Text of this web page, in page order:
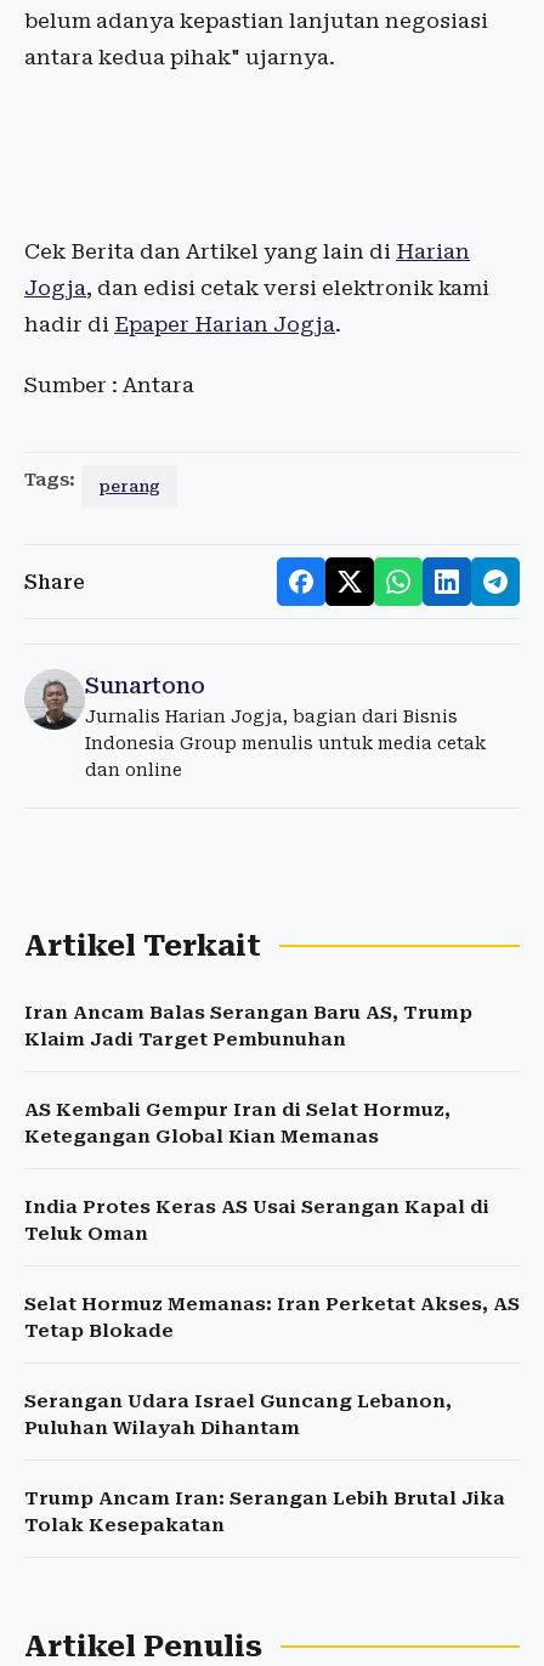
belum adanya kepastian lanjutan negosiasi
antara kedua pihak" ujarnya.
Cek Berita dan Artikel yang lain di Harian
Jogja, dan edisi cetak versi elektronik kami
hadir di Epaper Harian Jogja.
Sumber : Antara
Tags: perang
Share
Sunartono
Jurnalis Harian Jogja, bagian dari Bisnis
Indonesia Group menulis untuk media cetak
dan online
Artikel Terkait
Iran Ancam Balas Serangan Baru AS, Trump
Klaim Jadi Target Pembunuhan
AS Kembali Gempur Iran di Selat Hormuz,
Ketegangan Global Kian Memanas
India Protes Keras AS Usai Serangan Kapal di
Teluk Oman
Selat Hormuz Memanas: Iran Perketat Akses, AS
Tetap Blokade
Serangan Udara Israel Guncang Lebanon,
Puluhan Wilayah Dihantam
Trump Ancam Iran: Serangan Lebih Brutal Jika
Tolak Kesepakatan
Artikel Penulis